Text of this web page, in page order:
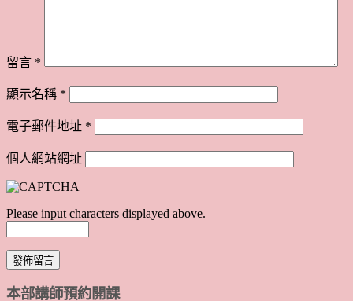
留言 *
顯示名稱 *
電子郵件地址 *
個人網站網址
Please input characters displayed above.
本部講師預約開課